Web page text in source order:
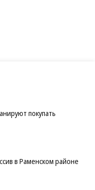
покупать
в Раменском районе